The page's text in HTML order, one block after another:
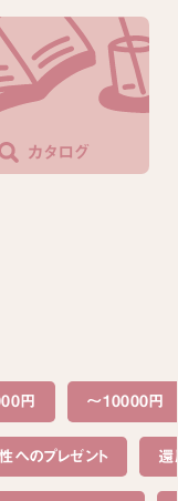
カタログ
円 〜10000円
へのプレゼント 還